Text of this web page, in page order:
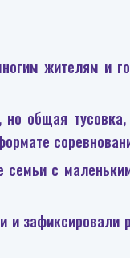
жителям и
общая
с
зафиксировали